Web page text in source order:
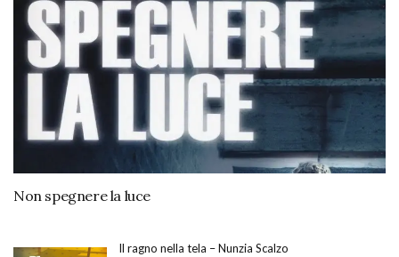
Non spegnere la luce
Il ragno nella tela – Nunzia Scalzo